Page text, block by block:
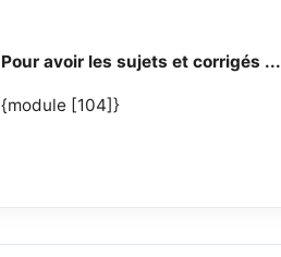
Pour avoir les sujets et corrigés ...
{module [104]}